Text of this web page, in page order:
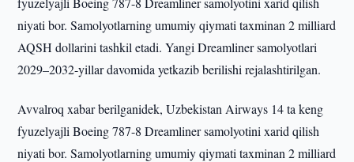
niyati bor. Samolyotlarning umumiy qiymati taxminan 2 milliard
AQSH dollarini tashkil etadi. Yangi Dreamliner samolyotlari
2029–2032-yillar davomida yetkazib berilishi rejalashtirilgan.
Avvalroq xabar berilganidek, Uzbekistan Airways 14 ta keng
fyuzelyajli Boeing 787-8 Dreamliner samolyotini xarid qilish
niyati bor. Samolyotlarning umumiy qiymati taxminan 2 milliard